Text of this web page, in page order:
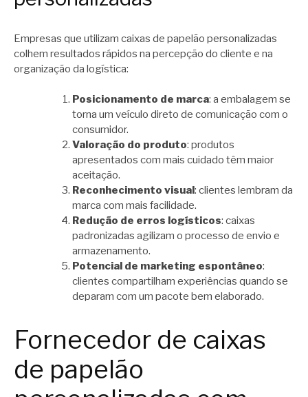
Empresas que utilizam caixas de papelão personalizadas
colhem resultados rápidos na percepção do cliente e na
organização da logística:
Posicionamento de marca: a embalagem se
torna um veículo direto de comunicação com o
consumidor.
Valoração do produto: produtos
apresentados com mais cuidado têm maior
aceitação.
Reconhecimento visual: clientes lembram da
marca com mais facilidade.
Redução de erros logísticos: caixas
padronizadas agilizam o processo de envio e
armazenamento.
Potencial de marketing espontâneo:
clientes compartilham experiências quando se
deparam com um pacote bem elaborado.
Fornecedor de caixas
de papelão